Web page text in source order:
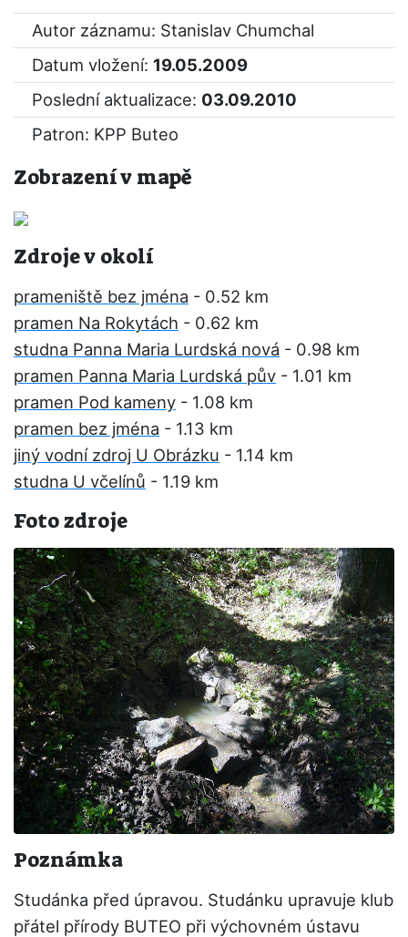
Autor záznamu: Stanislav Chumchal
Datum vložení: 19.05.2009
Poslední aktualizace: 03.09.2010
Patron: KPP Buteo
Zobrazení v mapě
Zdroje v okolí
prameniště bez jména - 0.52 km
pramen Na Rokytách - 0.62 km
studna Panna Maria Lurdská nová - 0.98 km
pramen Panna Maria Lurdská pův - 1.01 km
pramen Pod kameny - 1.08 km
pramen bez jména - 1.13 km
jiný vodní zdroj U Obrázku - 1.14 km
studna U včelínů - 1.19 km
Foto zdroje
Poznámka
Studánka před úpravou. Studánku upravuje klub
přátel přírody BUTEO při výchovném ústavu